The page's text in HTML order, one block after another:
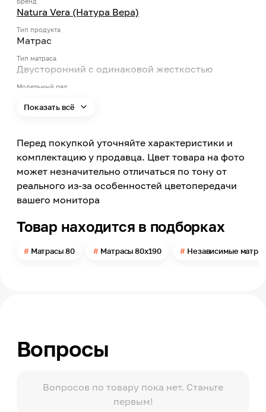
Natura Vera (Натура Вера)
Тип продукта
Матрас
Тип матраса
Двусторонний с одинаковой жесткостью
Модельный ряд
Конструкция матраса
Блок независимых пружин
125
Взрослые
Спальность
1 спальный
Материал чехла
Трикотаж
Кокосовая койра, Термовойлок
Поставляется в скрученном виде
Показать всё
Перед покупкой уточняйте характеристики и
комплектацию у продавца. Цвет товара на фото
может незначительно отличаться по тону от
реального из-за особенностей цветопередачи
вашего монитора
Товар находится в подборках
Матрасы 80 Матрасы 80х190 Независимые
Вопросы
Вопросов по товару пока нет. Станьте
первым!